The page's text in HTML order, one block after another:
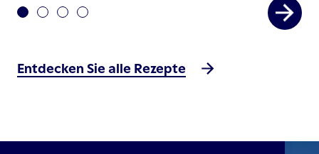
Entdecken Sie alle Rezepte